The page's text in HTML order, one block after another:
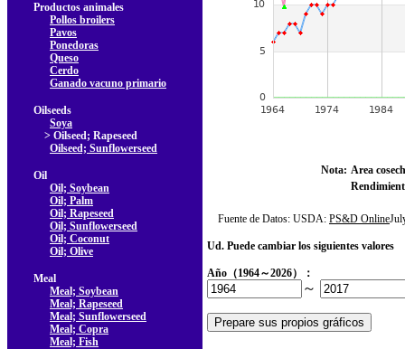
Productos animales
Pollos broilers
Pavos
Ponedoras
Queso
Cerdo
Ganado vacuno primario
Oilseeds
Soya
> Oilseed; Rapeseed
Oilseed; Sunflowerseed
Oil
Oil; Soybean
Oil; Palm
Oil; Rapeseed
Oil; Sunflowerseed
Oil; Coconut
Oil; Olive
Meal
Meal; Soybean
Meal; Rapeseed
Meal; Sunflowerseed
Meal; Copra
Meal; Fish
Nota: Area
Fuente de Datos: USDA: PS&D Online
Ud. Puede cambiar los siguientes valores
Año（1964～2026）：
～